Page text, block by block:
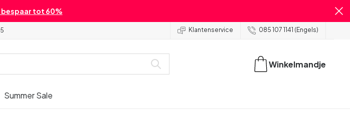
bespaar tot 60%
Klantenservice 085 107 1141 (Engels)
Summer Sale
Winkelmandje